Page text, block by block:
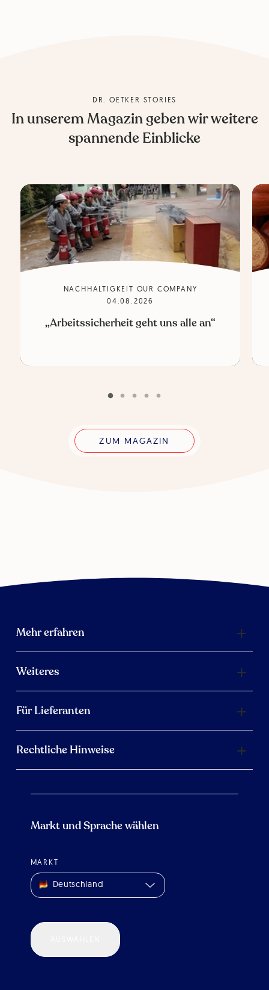
DR. OETKER STORIES
In unserem Magazin geben wir weitere
spannende Einblicke
NACHHALTIGKEIT OUR COMPANY
04.08.2026
„Arbeitssicherheit geht uns alle an“
ZUM MAGAZIN
ZUM MAGAZIN
Mehr erfahren
Weiteres
Für Lieferanten
Rechtliche Hinweise
Markt und Sprache wählen
MARKT
Deutschland